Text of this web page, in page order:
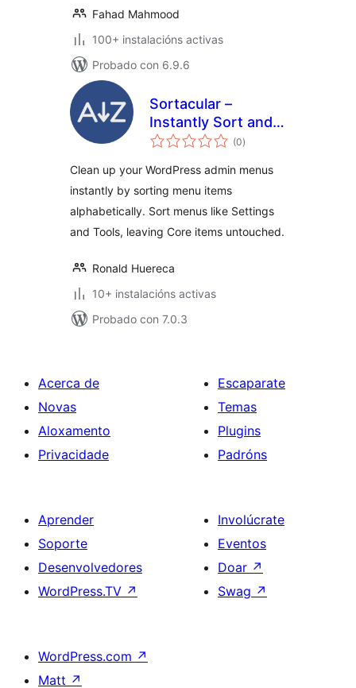
Fahad Mahmood
100+ instalacións activas
Probado con 6.9.6
Sortacular –
Instantly Sort and
Organize
Menus
Alphabetically
(0valoracións
totais
)
Clean up your WordPress admin menus
instantly by sorting menu items
alphabetically. Sort menus like Settings
and Tools, leaving Core items untouched.
Ronald Huereca
10+ instalacións activas
Probado con 7.0.3
Acerca de
Novas
Aloxamento
Privacidade
Escaparate
Temas
Plugins
Padróns
Aprender
Soporte
Desenvolvedores
WordPress.TV ↗
Involúcrate
Eventos
Doar ↗
Swag ↗
WordPress.com ↗
Matt ↗